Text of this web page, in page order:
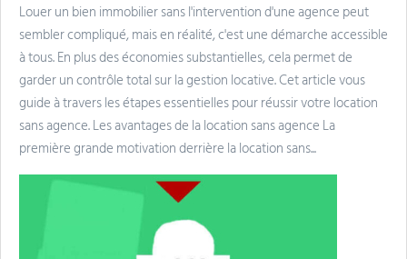
Louer un bien immobilier sans l'intervention d'une agence peut
sembler compliqué, mais en réalité, c'est une démarche accessible
à tous. En plus des économies substantielles, cela permet de
garder un contrôle total sur la gestion locative. Cet article vous
guide à travers les étapes essentielles pour réussir votre location
sans agence. Les avantages de la location sans agence La
première grande motivation derrière la location sans...